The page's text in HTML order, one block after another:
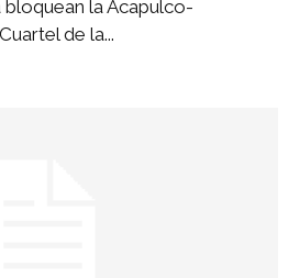
la Acapulco-
de la...